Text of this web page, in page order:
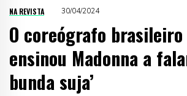
NA REVISTA 30/04/2024
O coreógrafo brasileiro
ensinou Madonna a
bunda suja’